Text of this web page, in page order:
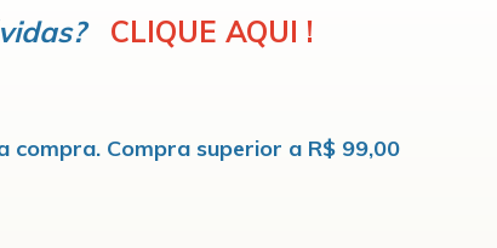
CLIQUE AQUI !
compra. Compra superior a R$ 99,00